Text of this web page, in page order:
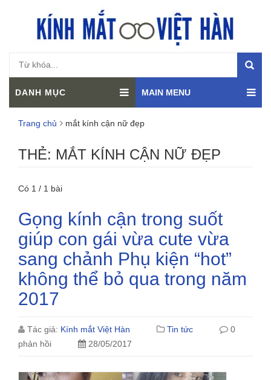
DANH MỤC MAIN MENU
Trang chủ mắt kính cận nữ đẹp
THẺ: MẮT KÍNH CẬN NỮ ĐẸP
Có 1 / 1 bài
Gọng kính cận trong suốt
giúp con gái vừa cute vừa
sang chảnh Phụ kiện “hot”
không thể bỏ qua trong năm
2017
Tác giả: Kính mắt Việt Hàn Tin tức
0
phản hồi
28/05/2017